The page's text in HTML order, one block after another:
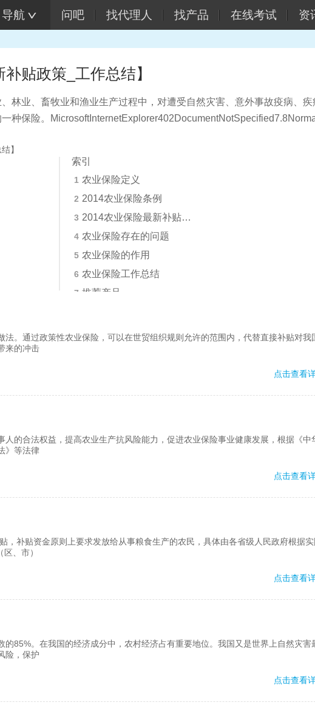
导航 问吧 找代理人 找产品 在线考试 资
贴政策_工作总结】
林业、畜牧业和渔业生产过程中，对遭受自然灾害、意外事故疫病、疾
种保险。
索引
1 农业保险定义
2 2014农业保险条例
3 2014农业保险最新补贴政策
4 农业保险存在的问题
5 农业保险的作用
6 农业保险工作总结
7 推荐产品
。通过政策性农业保险，可以在世贸组织规则允许的范围内，代替直接补贴对我
来的冲击
点击查看
人的合法权益，提高农业生产抗风险能力，促进农业保险事业健康发展，根据《中
》等法律
点击查看
，补贴资金原则上要求发放给从事粮食生产的农民，具体由各省级人民政府根据
、市）
点击查看
85%。在我国的经济成分中，农村经济占有重要地位。我国又是世界上自然灾害
险，保护
点击查看